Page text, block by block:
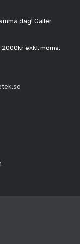
dag! Gäller
exkl. moms.